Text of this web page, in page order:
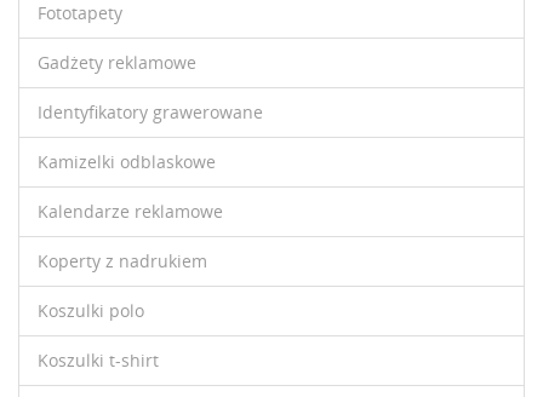
Fototapety
Gadżety reklamowe
Identyfikatory grawerowane
Kamizelki odblaskowe
Kalendarze reklamowe
Koperty z nadrukiem
Koszulki polo
Koszulki t-shirt